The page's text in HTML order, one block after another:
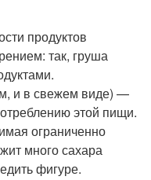
продуктов
так, груша
и в свежем виде) —
этой пищи.
ограниченно
много сахара
фигуре.